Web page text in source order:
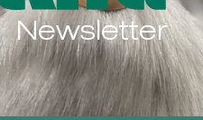
Newsletter